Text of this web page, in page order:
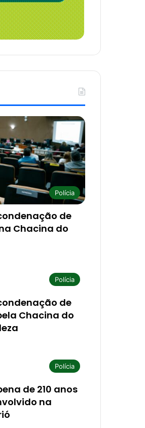
Polícia
de
Chacina do
Polícia
de
Chacina do
Polícia
de 210 anos
na